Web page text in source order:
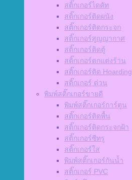
สติ๊กเกอร์ไดคัท
สติ๊กเกอร์ติดผนัง
สติ๊กเกอร์ติดกระจก
สติ๊กเกอร์สูญญากาศ
สติ๊กเกอร์ติดตู้
สติ๊กเกอร์ตกแต่งร้าน
สติ๊กเกอร์ติด Hoarding
สติ๊กเกอร์ ด่วน
พิมพ์สติ๊กเกอร์ขายดี
พิมพ์สติ๊กเกอร์การ์ตูน
สติ๊กเกอร์ติดพื้น
สติ๊กเกอร์ติดกระจกฝ้า
สติ๊กเกอร์ซีทรู
สติ๊กเกอร์ใส
พิมพ์สติ๊กเกอร์กันน้ำ
สติ๊กเกอร์ PVC